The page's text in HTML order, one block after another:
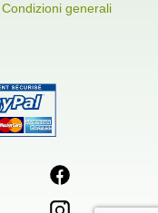
Condizioni generali